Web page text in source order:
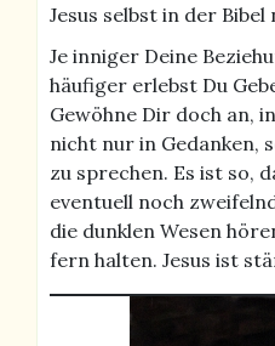
Jesus selbst in der Bibel
Je inniger Deine
häufiger erlebst Du
Gewöhne Dir doch an,
nicht nur in Gedanken,
zu sprechen. Es ist so,
eventuell noch
die dunklen Wesen
fern halten. Jesus ist